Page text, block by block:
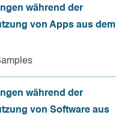
während der
von Apps aus dem
während der
von Software aus